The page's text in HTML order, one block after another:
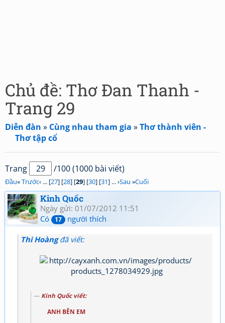
Chủ đề: Thơ Đan Thanh -
Trang 29
Diễn đàn » Cùng nhau tham gia »Thơ thành viên -
Thơ tập cổ
Trang /100 (1000 bài viết)
Đầu«Trước‹ ... [27] [28] [29] [30] [31] ... ›Sau »Cuối
Kinh Quốc
Ngày gửi: 01/07/2012 11:51
Có
17 người thích
Thi Hoàngđã viết:
Kinh Quốc viết:
ANH BÊN EM